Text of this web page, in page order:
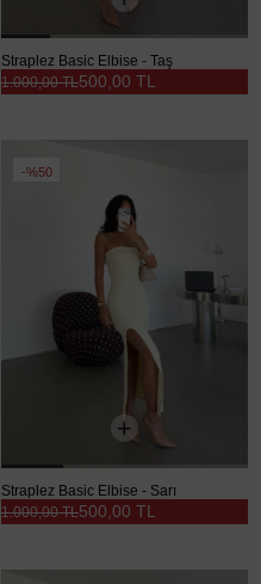
Straplez Basic Elbise - Taş
500,00 TL
1.000,00 TL
%50
Straplez Basic Elbise - Sarı
500,00 TL
1.000,00 TL